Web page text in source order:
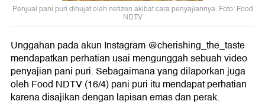
Penjual pani puri dihujat oleh netizen akibat cara penyajiannya. Foto: Food
NDTV
Unggahan pada akun Instagram @cherishing_the_taste
mendapatkan perhatian usai mengunggah sebuah video
penyajian pani puri. Sebagaimana yang dilaporkan juga
oleh Food NDTV (16/4) pani puri itu mendapat perhatian
karena disajikan dengan lapisan emas dan perak.